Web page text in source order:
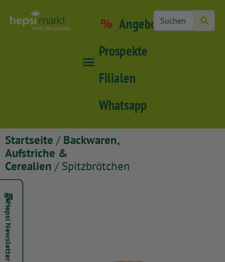
Hepsi Newsletter
Angebote
Prospekte
Filialen
Whatsapp
Startseite / Backwaren,
Aufstriche &
Cerealien / Spitzbrötchen